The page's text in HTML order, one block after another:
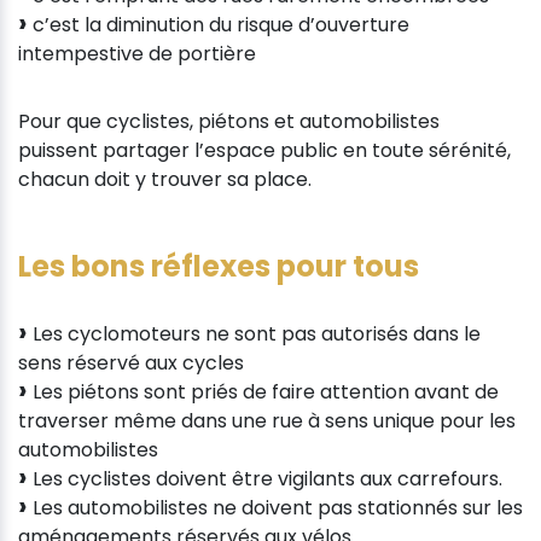
c’est la diminution du risque d’ouverture
intempestive de portière
Pour que cyclistes, piétons et automobilistes
puissent partager l’espace public en toute sérénité,
chacun doit y trouver sa place.
Les bons réflexes pour tous
Les cyclomoteurs ne sont pas autorisés dans le
sens réservé aux cycles
Les piétons sont priés de faire attention avant de
traverser même dans une rue à sens unique pour les
automobilistes
Les cyclistes doivent être vigilants aux carrefours.
Les automobilistes ne doivent pas stationnés sur les